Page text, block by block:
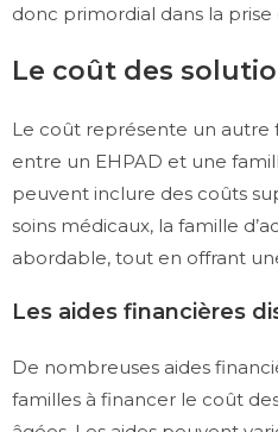
donc primordial dans la prise
Le coût des
Le coût représente un autre
entre un EHPAD et une
peuvent inclure des coûts
soins médicaux, la famille
abordable, tout en offrant
Les aides financières
De nombreuses aides
familles à financer le coût